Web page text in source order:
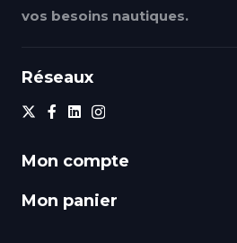
vos besoins nautiques.
Réseaux
Mon compte
Mon panier